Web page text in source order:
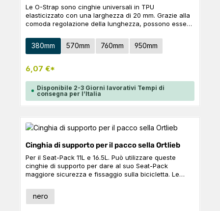
Le O-Strap sono cinghie universali in TPU
elasticizzato con una larghezza di 20 mm. Grazie alla
comoda regolazione della lunghezza, possono essere
qualsiasi attrezzatura alla bicicletta o per altre attività
all'aperto. La lunghezza può essere regolata anche
Seleziona
Taglia
380mm 570mm 760mm 950mm
6,07 €*
Disponibile 2-3 Giorni lavorativi Tempi di
consegna per l’Italia
Cinghia di supporto per il pacco sella Ortlieb
Per il Seat-Pack 11L e 16.5L. Può utilizzare queste
cinghie di supporto per dare al suo Seat-Pack
maggiore sicurezza e fissaggio sulla bicicletta. Le
borsa e impediscono che la borsa cada se la
distribuzione del carico è sfavorevole. Contenuto: 1x
Seleziona
Colore
nero